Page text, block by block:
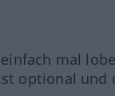
mal
optional und